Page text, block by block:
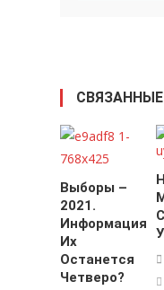
Выборы –
2021.
Информация
Их
Останется
Четверо?